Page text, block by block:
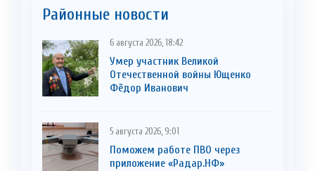
Районные новости
6 августа 2026, 18:42
Умер участник Великой
Отечественной войны Ющенко
Фёдор Иванович
5 августа 2026, 9:01
Поможем работе ПВО через
приложение «Радар.НФ»